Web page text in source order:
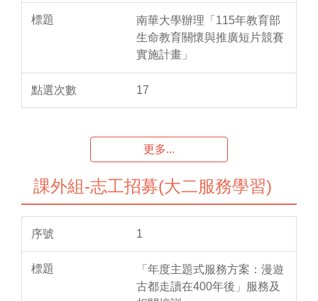
南華大學辦理「115年教育部
生命教育關懷與推廣短片競賽
實施計畫」
17
更多...
課外組-志工招募(大二服務學習)
1
「年度主題式服務方案：漫遊
古都走讀在400年後」服務及